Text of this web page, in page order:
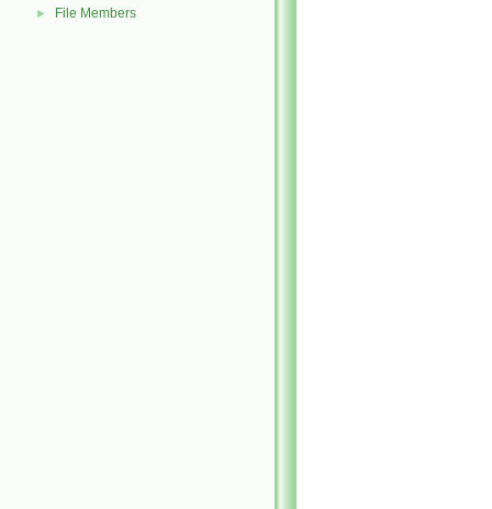
► File Members